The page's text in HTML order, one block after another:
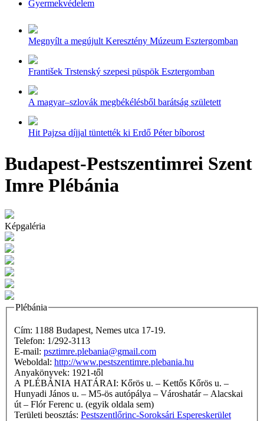
Gyermekvédelem
Megnyílt a megújult Keresztény Múzeum Esztergomban
František Trstenský szepesi püspök Esztergomban
A magyar–szlovák megbékélésből barátság született
Hit Pajzsa díjjal tüntették ki Erdő Péter bíborost
Budapest-Pestszentimrei Szent
Imre Plébánia
Képgaléria
Plébánia
Cím: 1188 Budapest, Nemes utca 17-19.
Telefon: 1/292-3113
E-mail: psztimre.plebania@gmail.com
Weboldal: http://www.pestszentimre.plebania.hu
Anyakönyvek: 1921-től
A PLÉBÁNIA HATÁRAI: Kőrös u. – Kettős Kőrös u. –
Hunyadi János u. – M5-ös autópálya – Városhatár – Alacskai
út – Flór Ferenc u. (egyik oldala sem)
Területi beosztás: Pestszentlőrinc-Soroksári Espereskerület